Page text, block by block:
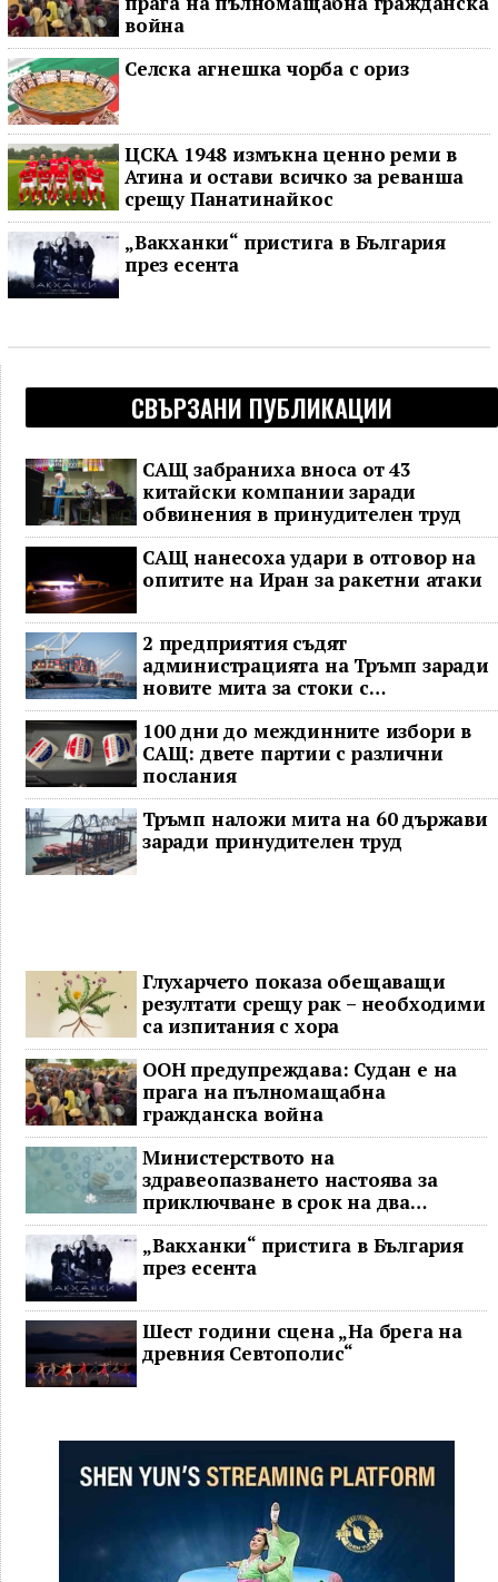
война
Селска агнешка чорба с ориз
ЦСКА 1948 измъкна ценно реми в
Атина и остави всичко за реванша
срещу Панатинайкос
„Вакханки“ пристига в България
през есента
СВЪРЗАНИ ПУБЛИКАЦИИ
САЩ забраниха вноса от 43
китайски компании заради
обвинения в принудителен труд
САЩ нанесоха удари в отговор на
опитите на Иран за ракетни атаки
2 предприятия съдят
администрацията на Тръмп заради
новите мита за стоки с
принудителен труд
100 дни до междинните избори в
САЩ: двете партии с различни
послания
Тръмп наложи мита на 60 държави
заради принудителен труд
Глухарчето показа обещаващи
резултати срещу рак – необходими
са изпитания с хора
ООН предупреждава: Судан е на
прага на пълномащабна
гражданска война
Министерството на
здравеопазването настоява за
приключване в срок на два
ключови строителни проекта
„Вакханки“ пристига в България
през есента
Шест години сцена „На брега на
древния Севтополис“